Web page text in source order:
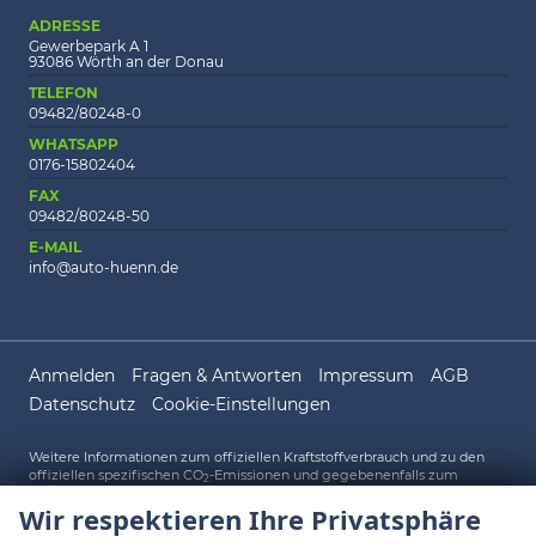
ADRESSE
Gewerbepark A 1
93086 Wörth an der Donau
TELEFON
09482/80248-0
WHATSAPP
0176-15802404
FAX
09482/80248-50
E-MAIL
info@auto-huenn.de
Anmelden Fragen & Antworten Impressum
AGB
Datenschutz
Cookie-Einstellungen
Weitere Informationen zum offiziellen Kraftstoffverbrauch und zu den
offiziellen spezifischen CO2-Emissionen und gegebenenfalls zum
Kraftstoffverbrauch, die offiziellen spezifischen CO
2
-Emissionen und den
offiziellen Stromverbrauch neuer PKW' entnommen werden, der an allen
Wir respektieren Ihre Privatsphäre